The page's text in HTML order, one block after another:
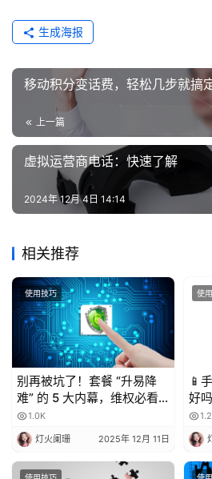
生成海报
移动积分变话费，轻松几步就搞定
上一篇
虚拟运营商电话：快速了解
2024年 12月 4日 14:14
相关推荐
使用技巧
别再被坑了！套餐 “升易降
难” 的 5 大内幕，维权必看
💥1.0K
灯火阑珊 2025年 12月 11日
使
📱
好
电